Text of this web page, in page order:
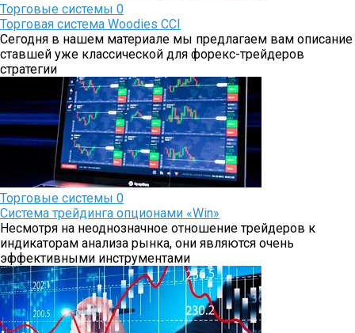
Торговые системы 0
Торговая система Woodies CCI
Сегодня в нашем материале мы предлагаем вам описание
ставшей уже классической для форекс-трейдеров
стратегии
Торговые системы 0
Система трейдинга опционами «Win»
Несмотря на неоднозначное отношение трейдеров к
индикаторам анализа рынка, они являются очень
эффективными инструментами